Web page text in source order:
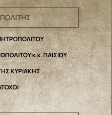
κ.κ. ΠΑΙΣΙΟΥ
ΚΥΡΙΑΚΗΣ